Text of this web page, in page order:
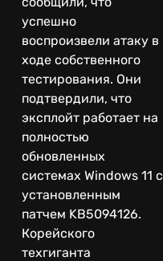
успешно
воспроизвели атаку в
ходе собственного
тестирования. Они
подтвердили, что
эксплойт работает на
полностью
обновленных
системах Windows 11 с
установленным
патчем KB5094126.
Корейского
техгиганта